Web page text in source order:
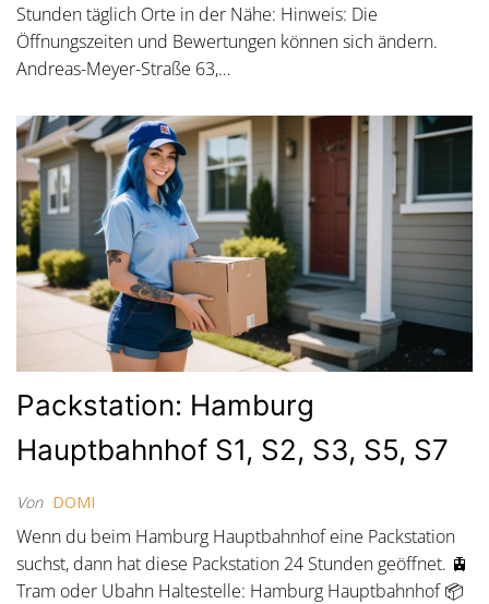
Stunden täglich Orte in der Nähe: Hinweis: Die
Öffnungszeiten und Bewertungen können sich ändern.
Andreas-Meyer-Straße 63,…
Packstation: Hamburg
Hauptbahnhof S1, S2, S3, S5, S7
Von DOMI
Wenn du beim Hamburg Hauptbahnhof eine Packstation
suchst, dann hat diese Packstation 24 Stunden geöffnet. 🚊
Tram oder Ubahn Haltestelle: Hamburg Hauptbahnhof 📦